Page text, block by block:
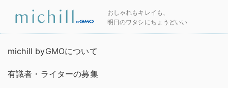
おしゃれもキレイも、
明日のワタシにちょうどいい
michill byGMOについて
有識者・ライターの募集